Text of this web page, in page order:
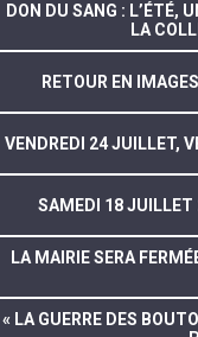
DON DU SANG : L’ÉTÉ,
LA
RETOUR EN
VENDREDI 24 JUILLET,
SAMEDI 18 JUILLET
LA MAIRIE SERA
« LA GUERRE DES